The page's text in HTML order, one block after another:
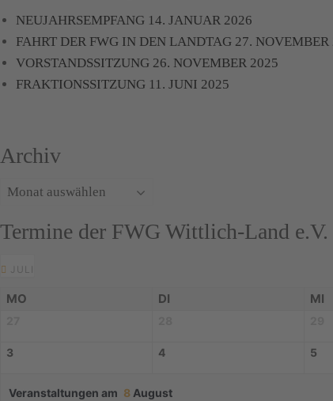
NEUJAHRSEMPFANG 14. JANUAR 2026
FAHRT DER FWG IN DEN LANDTAG 27. NOVEMBER
VORSTANDSSITZUNG 26. NOVEMBER 2025
FRAKTIONSSITZUNG 11. JUNI 2025
Archiv
Archiv
Termine der FWG Wittlich-Land e.V.
JULI
MO DI MI
3 4 5
Veranstaltungen am 8 August